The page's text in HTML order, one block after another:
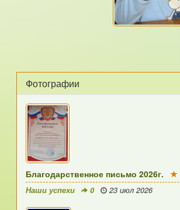
Фотографии
Благодарственное письмо 2026г.
Наши успехи 0 23 июл 2026